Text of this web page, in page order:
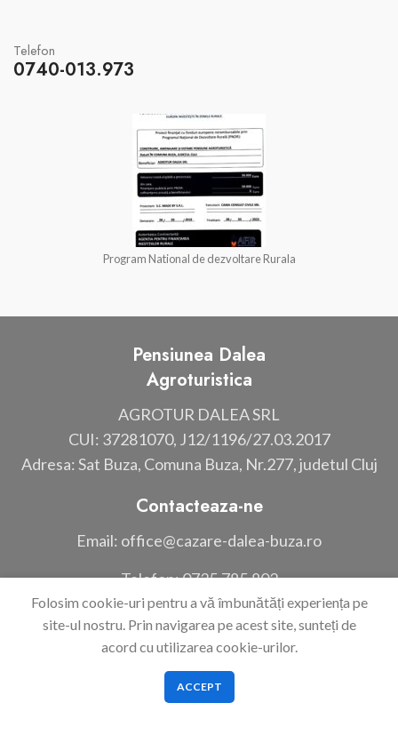
Telefon
0740-013.973
Program National de dezvoltare Rurala
Pensiunea Dalea
Agroturistica
AGROTUR DALEA SRL
CUI: 37281070, J12/1196/27.03.2017
Adresa: Sat Buza, Comuna Buza, Nr.277, judetul Cluj
Contacteaza-ne
Email: office@cazare-dalea-buza.ro
Telefon: 0735.785.802
Link-uri utile
Termeni si conditii
Politica de confidentialitate
Folosim cookie-uri pentru a vă îmbunătăți experiența pe
site-ul nostru. Prin navigarea pe acest site, sunteți de
acord cu utilizarea cookie-urilor.
ACCEPT